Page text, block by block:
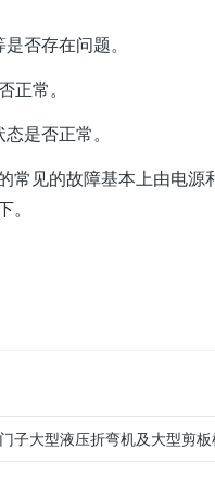
否存在问题。
常。
是否正常。
见的故障基本上由电源
子大型液压折弯机及大型剪